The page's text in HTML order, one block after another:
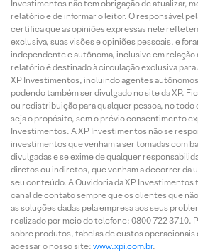
Investimentos não tem obrigação de atualizar,
relatório e de informar o leitor. O responsável
certifica que as opiniões expressas nele
exclusiva, suas visões e opiniões pessoais, e
independente e autônoma, inclusive em
relatório é destinado à circulação exclusiva
XP Investimentos, incluindo agentes autônomos
podendo também ser divulgado no site da XP.
ou redistribuição para qualquer pessoa, no todo
seja o propósito, sem o prévio consentimento
Investimentos. A XP Investimentos não se
investimentos que venham a ser tomadas com
divulgadas e se exime de qualquer
diretos ou indiretos, que venham a decorrer da
seu conteúdo. A Ouvidoria da XP Investimentos
canal de contato sempre que os clientes que
as soluções dadas pela empresa aos seus
realizado por meio do telefone: 0800 722 3710.
sobre produtos, tabelas de custos operacionais
acessar o nosso site: www.xpi.com.br.